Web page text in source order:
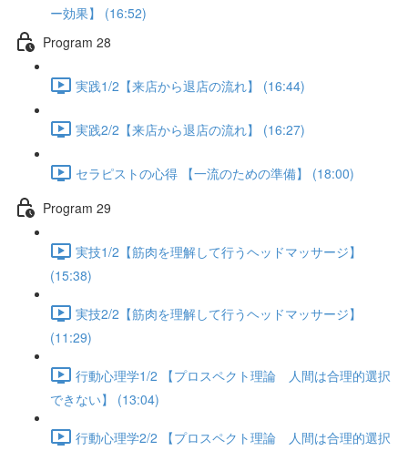
ー効果】 (16:52)
Program 28
実践1/2【来店から退店の流れ】 (16:44)
実践2/2【来店から退店の流れ】 (16:27)
セラピストの心得 【一流のための準備】 (18:00)
Program 29
実技1/2【筋肉を理解して行うヘッドマッサージ】
(15:38)
実技2/2【筋肉を理解して行うヘッドマッサージ】
(11:29)
行動心理学1/2 【プロスペクト理論 人間は合理的選択
できない】 (13:04)
行動心理学2/2 【プロスペクト理論 人間は合理的選択